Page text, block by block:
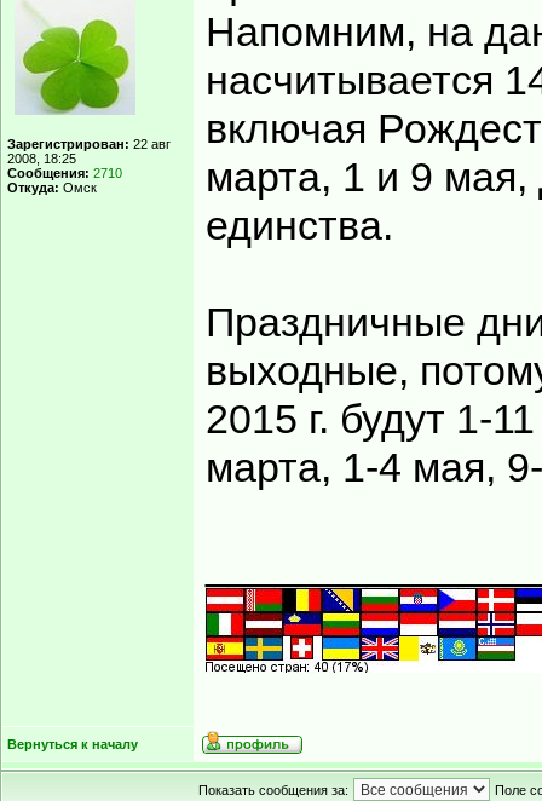
Зарегистрирован: 22 авг
2008, 18:25
Сообщения: 2710
Откуда: Омск
Напомним, на
насчитывается
включая
марта, 1 и 9
единства.
Праздничные
выходные,
2015 г. будут 1-
марта, 1-4 мая,
Вернуться к началу
Показать сообщения за: Поле